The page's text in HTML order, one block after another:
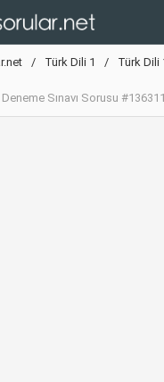
Türk Dili 1 Türk Dili
Sınavı Sorusu